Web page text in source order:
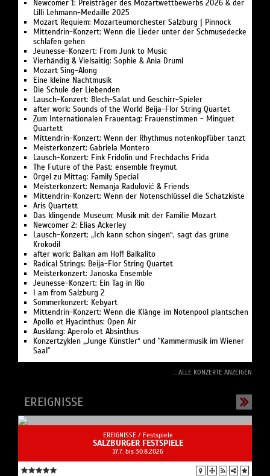
Newcomer 1: Preisträger des Mozartwettbewerbs 2026 & der
Lilli Lehmann-Medaille 2025
Mozart Requiem: Mozarteumorchester Salzburg | Pinnock
Mittendrin-Konzert: Wenn die Lieder unter der Schmusedecke
schlafen gehen
Jeunesse-Konzert: From Junk to Music
Vierhändig & Vielsaitig: Sophie & Ania Druml
Mozart Sing-Along
Eine kleine Nachtmusik
Die Schule der Liebenden
Lausch-Konzert: Blech-Salat und Geschirr-Spieler
after work: Sounds of the World Beija-Flor String Quartet
Zum Internationalen Frauentag: Frauenstimmen - Minguet
Quartett
Mittendrin-Konzert: Wenn der Rhythmus notenkopfüber tanzt
Meisterkonzert: Gabriela Montero
Lausch-Konzert: Fink Fridolin und Frechdachs Frida
The Future of the Past: ensemble freymut
Orgel zu Mittag: Family Special
Meisterkonzert: Nemanja Radulović & Friends
Mittendrin-Konzert: Wenn der Notenschlüssel die Schatzkiste
Aris Quartett
Das klingende Museum: Musik mit der Familie Mozart
Newcomer 2: Elias Ackerley
Lausch-Konzert: „Ich kann schon singen“, sagt das grüne
Krokodil
after work: Balkan am Hof! Balkalito
Radical Strings: Beija-Flor String Quartet
Meisterkonzert: Janoska Ensemble
Jeunesse-Konzert: Ein Tag in Rio
I am from Salzburg 2
Sommerkonzert: Kebyart
Mittendrin-Konzert: Wenn die Klänge im Notenpool plantschen
Apollo et Hyacinthus: Open Air
Ausklang: Aperolo et Absinthus
Konzertzyklen „Junge Künstler“ und "Kammermusik im Wiener
Saal"
... ALLE KONZERTE ANZEIGEN
EREIGNISSE
EREIGNISSE / Festspiele
SALZBURGER FESTSPIELE
17.7. bis 30.8.2026